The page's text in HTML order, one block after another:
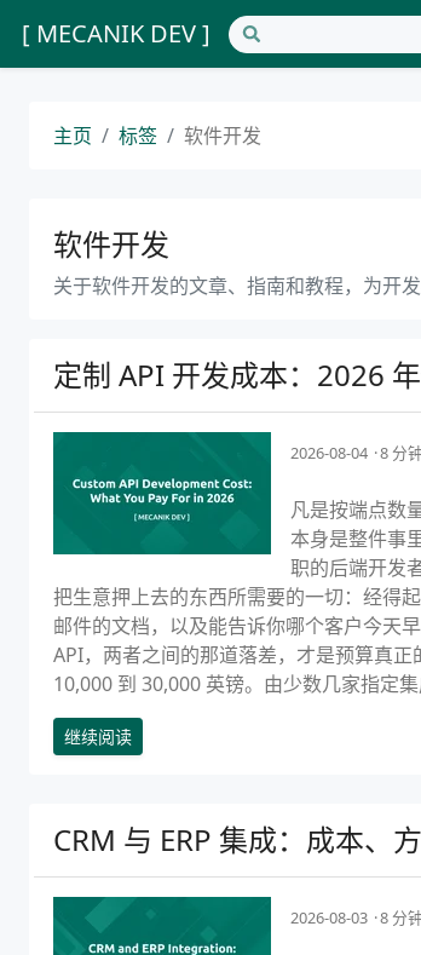
[ MECANIK DEV ]
主页 标签 软件开发
软件开发
关于软件开发的文章、指南和教程，为开
定制 API 开发成本：2026
2026-08-04 8 分
凡是按端点数
本身是整件事
职的后端开发
把生意押上去的东西所需要的一切：经得
邮件的文档，以及能告诉你哪个客户今天
API，两者之间的那道落差，才是预算真
10,000 到 30,000 英镑。由少数几家指定
继续阅读
CRM 与 ERP 集成：成本、
2026-08-03 8 分